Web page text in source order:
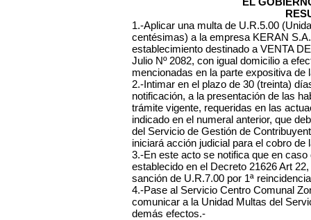
1.-Aplicar una multa de U.R.5.00
centésimas) a la empresa KERAN
establecimiento destinado a VENTA
Julio Nº 2082, con igual domicilio a
mencionadas en la parte expositiva de
2.-Intimar en el plazo de 30 (treinta)
notificación, a la presentación de las
trámite vigente, requeridas en las
indicado en el numeral anterior, que
del Servicio de Gestión de
iniciará acción judicial para el cobro de
3.-En este acto se notifica que en
establecido en el Decreto 21626 Art
sanción de U.R.7.00 por 1ª
4.-Pase al Servicio Centro Comunal
comunicar a la Unidad Multas del
demás efectos.-